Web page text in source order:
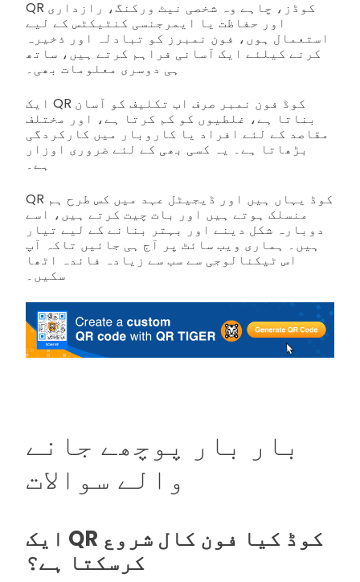
QR کوڈز، چاہے وہ شخصی نیٹ ورکنگ، رازداری
اور حفاظت یا ایمرجنسی کنٹیکٹس کے لیے
استعمال ہوں، فون نمبرز کو تبادلہ اور ذخیرہ
کرنے کیلئے ایک آسانی فراہم کرتے ہیں، ساتھ
ہی دوسری معلومات بھی۔
ایک QR کوڈ فون نمبر صرف اب تکلیف کو آسان
بناتا ہے، غلطیوں کو کم کرتا ہے، اور مختلف
مقاصد کے لئے افراد یا کاروبار میں کارکردگی
بڑھاتا ہے۔ یہ کسی بھی کے لئے ضروری اوزار
ہے۔
QR کوڈ یہاں ہیں اور ڈیجیٹل عہد میں کس طرح ہم
منسلک ہوتے ہیں اور بات چیت کرتے ہیں، اسے
دوبارہ شکل دینے اور بہتر بنانے کے لیے تیار
ہیں۔ ہماری ویب سائٹ پر آج ہی جائیں تاکہ آپ
اس ٹیکنالوجی سے سب سے زیادہ فائدہ اٹھا
سکیں۔
بار بار پوچھے جانے
والے سوالات
ایک QR کوڈ کیا فون کال شروع
کرسکتا ہے؟